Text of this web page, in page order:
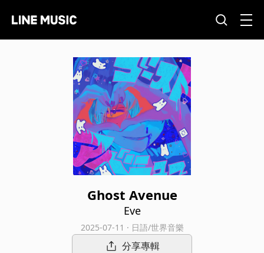
Ghost Avenue
Eve
2025-07-11 · 日語/世界音樂
分享專輯